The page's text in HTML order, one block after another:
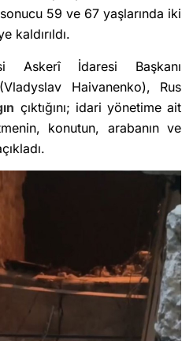
59 ve 67 yaşlarında iki
kaldırıldı.
Askerî İdaresi Başkanı
Haivanenko), Rus
çıktığını; idari yönetime ait
konutun, arabanın ve